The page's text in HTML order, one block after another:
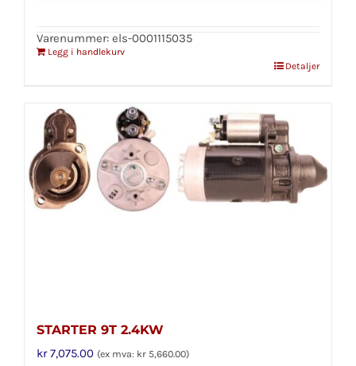
Varenummer: els-0001115035
Legg i handlekurv
Detaljer
STARTER 9T 2.4KW
kr7,075.00 (ex mva: kr 5,660.00)